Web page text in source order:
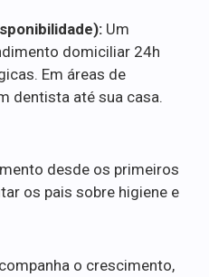
Um
domiciliar 24h
Em áreas de
dentista até sua casa.
desde os primeiros
os pais sobre higiene e
o crescimento,